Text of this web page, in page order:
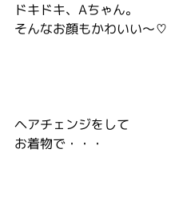
ドキドキ、Aちゃん。
そんなお顔もかわいい〜♡
ヘアチェンジをして
お着物で・・・